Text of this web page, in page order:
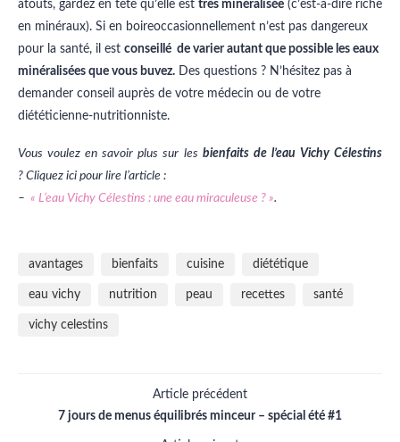
atouts, gardez en tête qu’elle est très minéralisée (c’est-à-dire riche
en minéraux). Si en boireoccasionnellement n’est pas dangereux
pour la santé, il est conseillé de varier autant que possible les eaux
minéralisées que vous buvez. Des questions ? N’hésitez pas à
demander conseil auprès de votre médecin ou de votre
diététicienne-nutritionniste.
Vous voulez en savoir plus sur les bienfaits de l’eau Vichy Célestins
? Cliquez ici pour lire l’article :
– « L’eau Vichy Célestins : une eau miraculeuse ? ».
avantages bienfaits cuisine diététique
eau vichy nutrition peau recettes santé
vichy celestins
Article précédent
7 jours de menus équilibrés minceur – spécial été #1